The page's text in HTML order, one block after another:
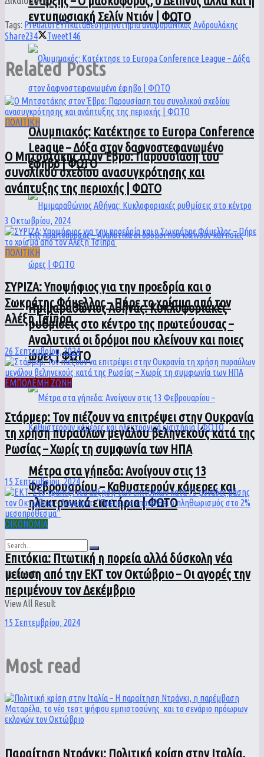
εντυπωσιακή Σελίν Ντιόν | ΦΩΤΟ
Ολυμπιακός: Κατέκτησε το Europa Conference
League – Δόξα στον δαφνοστεφανωμένο
έφηβο | ΦΩΤΟ
Ημιμαραθώνιος Αθήνας: Κυκλοφοριακές
ρυθμίσεις στο κέντρο της πρωτεύουσας –
Αναλυτικά οι δρόμοι που κλείνουν και ποιες
ώρες | ΦΩΤΟ
Μέτρα στα γήπεδα: Ανοίγουν στις 13
Φεβρουαρίου – Καθυστερούν κάμερες και
ηλεκτρονικά εισιτήρια | ΦΩΤΟ
No Result
View All Result
Tags: PredatorΕΥΠκατάθεσημηνυτήρια αναφοράΝίκος Ανδρουλάκης
Share234 Tweet146
RelatedPosts
ΠΟΛΙΤΙΚΗ
Ο Μητσοτάκης στον Έβρο: Παρουσίαση του
συνολικού σχεδίου ανασυγκρότησης και
ανάπτυξης της περιοχής | ΦΩΤΟ
3 Οκτωβρίου, 2024
ΠΟΛΙΤΙΚΗ
ΣΥΡΙΖΑ: Υποψήφιος για την προεδρία και ο
Σωκράτης Φάμελλος – Πήρε το χρίσμα από τον
Αλέξη Τσίπρα
26 Σεπτεμβρίου, 2024
ΕΜΠΟΛΕΜΗ ΖΩΝΗ
Στάρμερ: Τον πιέζουν να επιτρέψει στην Ουκρανία
τη χρήση πυραύλων μεγάλου βεληνεκούς κατά της
Ρωσίας – Χωρίς τη συμφωνία των ΗΠΑ
15 Σεπτεμβρίου, 2024
ΟΙΚΟΝΟΜΙΑ
Επιτόκια: Πτωτική η πορεία αλλά δύσκολη νέα
μείωση από την ΕΚΤ τον Οκτώβριο – Οι αγορές την
περιμένουν τον Δεκέμβριο
15 Σεπτεμβρίου, 2024
Most read
Παραίτηση Ντράγκι: Πολιτική κρίση στην Ιταλία,